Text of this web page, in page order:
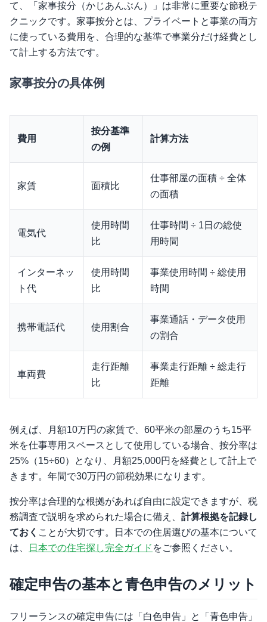
て、「家事按分（かじあんぶん）」は非常に重要な節税テ
クニックです。家事按分とは、プライベートと事業の両方
に使っている費用を、合理的な基準で事業分だけ経費とし
て計上する方法です。
家事按分の具体例
費用
按分基準
の例
計算方法
家賃 面積比
仕事部屋の面積 ÷ 全体
の面積
電気代
使用時間
比
仕事時間 ÷ 1日の総使
用時間
インターネッ
ト代
使用時間
比
事業使用時間 ÷ 総使用
時間
携帯電話代 使用割合
事業通話・データ使用
の割合
車両費
走行距離
比
事業走行距離 ÷ 総走行
距離
例えば、月額10万円の家賃で、60平米の部屋のうち15平
米を仕事専用スペースとして使用している場合、按分率は
25%（15÷60）となり、月額25,000円を経費として計上で
きます。年間で30万円の節税効果になります。
按分率は合理的な根拠があれば自由に設定できますが、税
務調査で説明を求められた場合に備え、 計算根拠を記録し
ておく ことが大切です。日本での住居選びの基本について
は、
日本での住宅探し完全ガイド をご参照ください。
確定申告の基本と青色申告のメリット
フリーランスの確定申告には「白色申告」と「青色申告」